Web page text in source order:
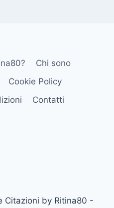
Chi sono
Cookie Policy
Contatti
by Ritina80 -